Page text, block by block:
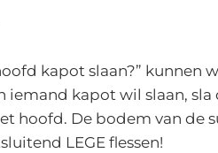
kapot slaan?” kunnen
iemand kapot wil slaan,
hoofd. De bodem van de
LEGE flessen!